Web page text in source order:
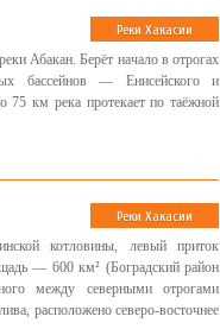
Реки Хакасии
Абакан. Берёт начало в отрогах
бассейнов — Енисейского и
75 км река протекает по таёжной
Реки Хакасии
котловины, левый приток
— 600 км² (Боградский район
между северными отрогами
расположено северо-восточнее